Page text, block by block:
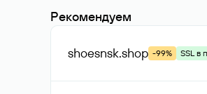
Рекомендуем
shoesnsk.shop -99% SSL в